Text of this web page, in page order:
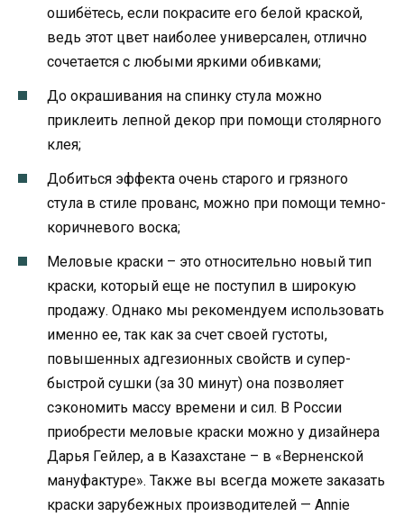
ошибётесь, если покрасите его белой краской,
ведь этот цвет наиболее универсален, отлично
сочетается с любыми яркими обивками;
До окрашивания на спинку стула можно
приклеить лепной декор при помощи столярного
клея;
Добиться эффекта очень старого и грязного
стула в стиле прованс, можно при помощи темно-
коричневого воска;
Меловые краски – это относительно новый тип
краски, который еще не поступил в широкую
продажу. Однако мы рекомендуем использовать
именно ее, так как за счет своей густоты,
повышенных адгезионных свойств и супер-
быстрой сушки (за 30 минут) она позволяет
сэкономить массу времени и сил. В России
приобрести меловые краски можно у дизайнера
Дарья Гейлер, а в Казахстане – в «Верненской
мануфактуре». Также вы всегда можете заказать
краски зарубежных производителей — Annie